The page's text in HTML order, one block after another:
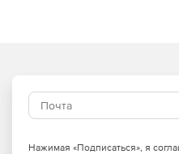
Нажимая «Подписаться», я